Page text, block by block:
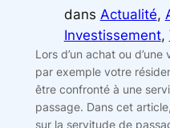
dans Actualité,
Investissement,
Lors d’un achat ou
par exemple votre
être confronté à une
passage. Dans cet
sur la servitude de